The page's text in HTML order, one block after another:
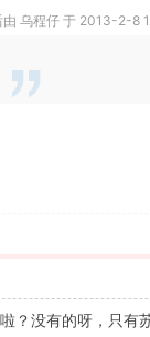
由 乌程仔 于 2013-2-8
？没有的呀，只有